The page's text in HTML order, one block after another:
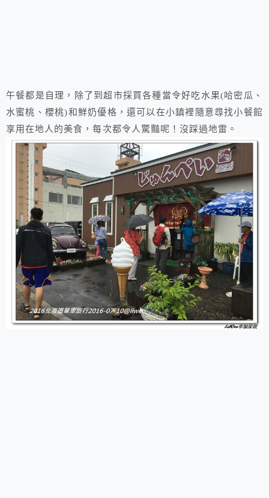
午餐都是自理，除了到超市採買各種當令好吃水果(哈密瓜、
水蜜桃、櫻桃)和鮮奶優格，還可以在小鎮裡隨意尋找小餐館
享用在地人的美食，每次都令人驚豔呢！沒踩過地雷。